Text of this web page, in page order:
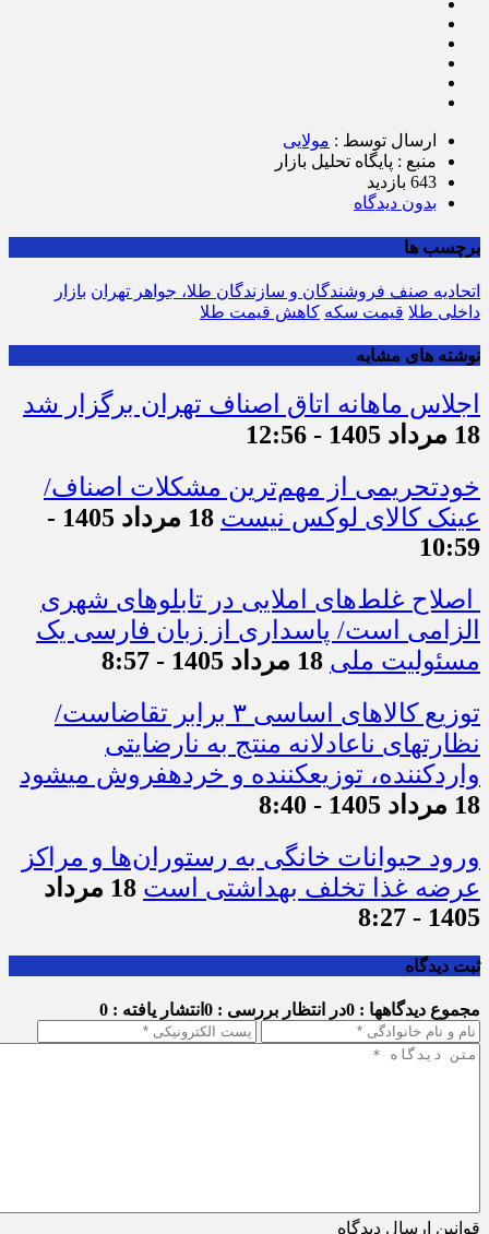
ارسال توسط : مولایی
منبع : پایگاه تحلیل بازار
643 بازدید
بدون دیدگاه
برچسب ها
اتحادیه صنف فروشندگان و سازندگان طلا، جواهر تهران بازار
داخلی طلا قیمت سکه کاهش قیمت طلا
نوشته های مشابه
اجلاس ماهانه اتاق اصناف تهران برگزار شد
18 مرداد 1405 - 12:56
خودتحریمی از مهم‌ترین مشکلات اصناف/
عینک کالای لوکس نیست
18 مرداد 1405 -
10:59
اصلاح غلط‌های املایی در تابلوهای شهری
الزامی است/ پاسداری از زبان فارسی یک
مسئولیت ملی 18 مرداد 1405 - 8:57
توزیع کالاهای اساسی ۳ برابر تقاضاست/
نظارت‎های ناعادلانه منتج به نارضایتی
واردکننده، توزیع‎کننده و خرده‎فروش می‎شود
18 مرداد 1405 - 8:40
ورود حیوانات خانگی به رستوران‌ها و مراکز
عرضه غذا تخلف بهداشتی است
18 مرداد
1405 - 8:27
ثبت دیدگاه
مجموع دیدگاهها : 0 در انتظار بررسی : 0 انتشار یافته : 0
قوانین ارسال دیدگاه